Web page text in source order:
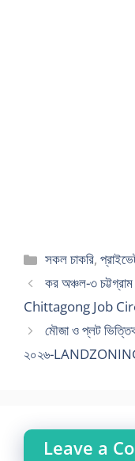
Categories
সকল চাকরি,
কর অঞ্চল-৩
Chittagong Job
মৌজা ও প্লট ভিত্তিক
২০২৬-
Leave a